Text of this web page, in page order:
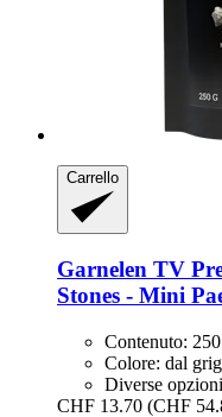
Carrello
Garnelen TV
Stones -​ Mini
Contenuto:
Colore: dal
Diverse
CHF 13.70 (CHF